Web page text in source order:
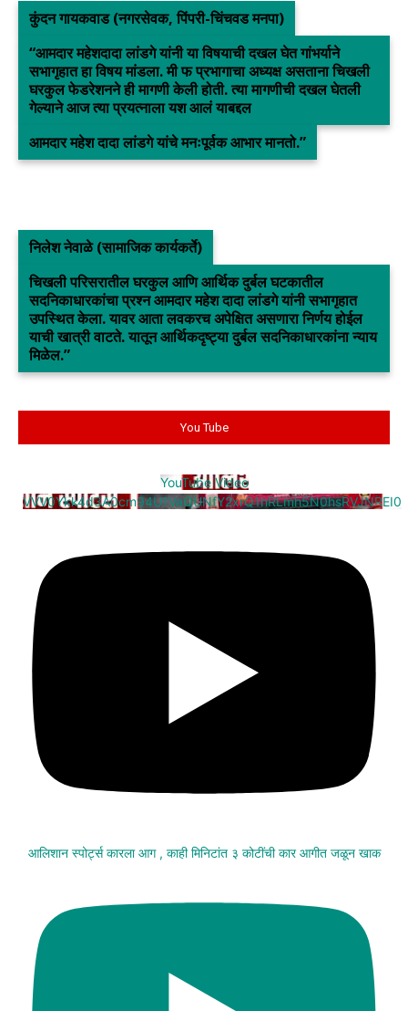
कुंदन गायकवाड (नगरसेवक, पिंपरी-चिंचवड मनपा)
“आमदार महेशदादा लांडगे यांनी या विषयाची दखल घेत गांभर्याने
सभागृहात हा विषय मांडला. मी फ प्रभागाचा अध्यक्ष असताना चिखली
घरकुल फेडरेशनने ही मागणी केली होती. त्या मागणीची दखल घेतली
गेल्याने आज त्या प्रयत्नाला यश आलं याबद्दल
आमदार महेश दादा लांडगे यांचे मनःपूर्वक आभार मानतो.”
निलेश नेवाळे (सामाजिक कार्यकर्ते)
चिखली परिसरातील घरकुल आणि आर्थिक दुर्बल घटकातील
सदनिकाधारकांचा प्रश्न आमदार महेश दादा लांडगे यांनी सभागृहात
उपस्थित केला. यावर आता लवकरच अपेक्षित असणारा निर्णय होईल
याची खात्री वाटते. यातून आर्थिकदृष्ट्या दुर्बल सदनिकाधारकांना न्याय
मिळेल.”
You Tube
YouTube Video
VVV0Ykk4d3A0cm94U1VaQUNfY2xrQ1hRLmh5N0hsRVJNREI0
आलिशान स्पोर्ट्स कारला आग , काही मिनिटांत ३ कोटींची कार आगीत जळून खाक